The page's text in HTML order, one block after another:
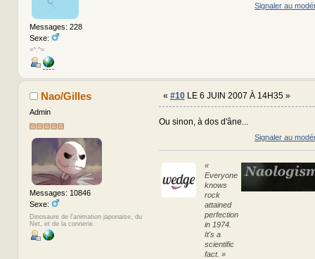
Messages: 228
Sexe:
=^.^=
Signaler au
Nao/Gilles
Admin
Messages: 10846
Sexe:
Dinosaure de l'animation japonaise, du
Net, et de la connerie.
« #10LE 6 JUIN 2007 À 14H35 »
Ou sinon, à dos d'âne...
Signaler au
«
Everyone
knows
rock
attained
perfection
in 1974.
It's a
scientific
fact. »